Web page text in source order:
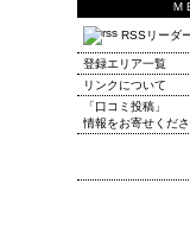
Ｍ
RSSリーダ
登録エリア一覧
リンクについて
「口コミ投稿」
情報をお寄せくだ